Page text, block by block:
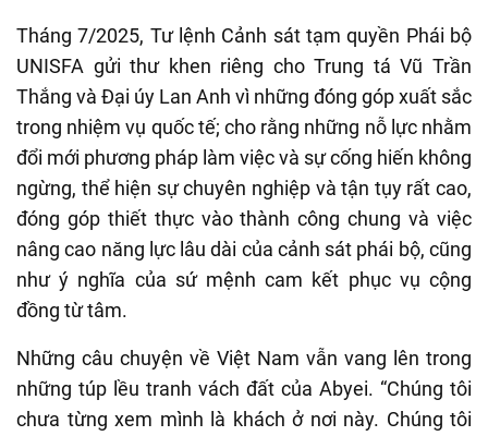
Tháng 7/2025, Tư lệnh Cảnh sát tạm quyền Phái bộ
UNISFA gửi thư khen riêng cho Trung tá Vũ Trần
Thắng và Đại úy Lan Anh vì những đóng góp xuất sắc
trong nhiệm vụ quốc tế; cho rằng những nỗ lực nhằm
đổi mới phương pháp làm việc và sự cống hiến không
ngừng, thể hiện sự chuyên nghiệp và tận tụy rất cao,
đóng góp thiết thực vào thành công chung và việc
nâng cao năng lực lâu dài của cảnh sát phái bộ, cũng
như ý nghĩa của sứ mệnh cam kết phục vụ cộng
đồng từ tâm.
Những câu chuyện về Việt Nam vẫn vang lên trong
những túp lều tranh vách đất của Abyei. “Chúng tôi
chưa từng xem mình là khách ở nơi này. Chúng tôi